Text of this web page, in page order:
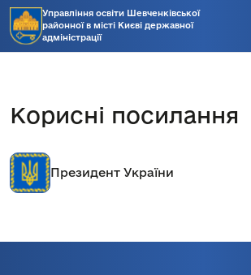
Управління освіти Шевченківської
районної в місті Києві державної
адміністрації
Корисні посилання
Президент України